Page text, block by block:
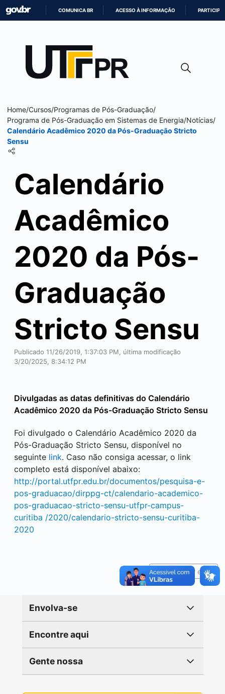
CONTEÚDO
COMUNICA BR ACESSO À INFORMAÇÃO PARTICIPE
Home/Cursos/Programas de Pós-Graduação/
Programa de Pós-Graduação em Sistemas de Energia/Notícias/
Calendário Acadêmico 2020 da Pós-Graduação Stricto
Sensu
Calendário
Acadêmico
2020 da Pós-
Graduação
Stricto Sensu
Publicado 11/26/2019, 1:37:03 PM, última modificação
3/20/2025, 8:34:12 PM
Divulgadas as datas definitivas do Calendário
Acadêmico 2020 da Pós-Graduação Stricto Sensu
Foi divulgado o Calendário Acadêmico 2020 da
Pós-Graduação Stricto Sensu, disponível no
seguinte link. Caso não consiga acessar, o link
completo está disponível abaixo:
http://portal.utfpr.edu.br/documentos/pesquisa-e-
pos-graduacao/dirppg-ct/calendario-academico-
pos-graduacao-stricto-sensu-utfpr-campus-
curitiba /2020/calendario-stricto-sensu-curitiba-
2020
Reportar erro
Envolva-se
Encontre aqui
Gente nossa